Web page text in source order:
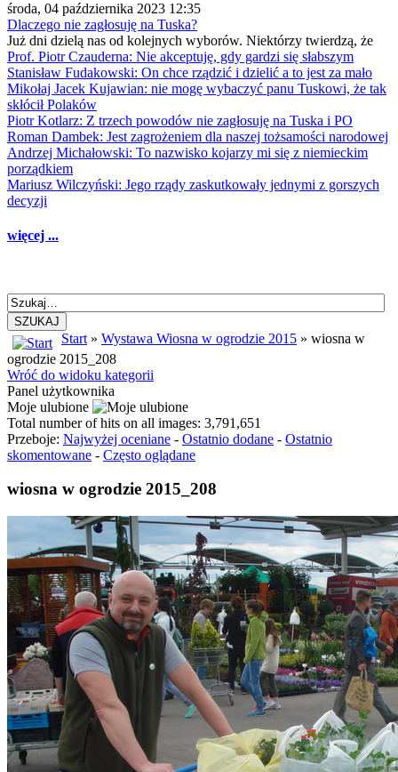
środa, 04 października 2023 12:35
Dlaczego nie zagłosuję na Tuska?
Już dni dzielą nas od kolejnych wyborów. Niektórzy twierdzą, że
Prof. Piotr Czauderna: Nie akceptuję, gdy gardzi się słabszym
Stanisław Fudakowski: On chce rządzić i dzielić a to jest za mało
Mikołaj Jacek Kujawian: nie mogę wybaczyć panu Tuskowi, że tak
skłócił Polaków
Piotr Kotlarz: Z trzech powodów nie zagłosuję na Tuska i PO
Roman Dambek: Jest zagrożeniem dla naszej tożsamości narodowej
Andrzej Michałowski: To nazwisko kojarzy mi się z niemieckim
porządkiem
Mariusz Wilczyński: Jego rządy zaskutkowały jednymi z gorszych
decyzji
więcej ...
SZUKAJ
Start » Wystawa Wiosna w ogrodzie 2015 » wiosna w
ogrodzie 2015_208
Wróć do widoku kategorii
Panel użytkownika
Moje ulubione
Total number of hits on all images: 3,791,651
Przeboje: Najwyżej oceniane - Ostatnio dodane - Ostatnio
skomentowane - Często oglądane
wiosna w ogrodzie 2015_208